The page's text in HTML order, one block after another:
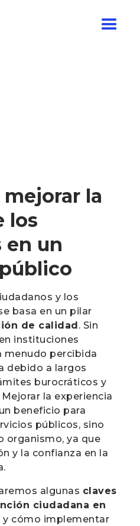
mejorar la
los
en un
y los
basa en un pilar
de calidad. Sin
instituciones
menudo percibida
debido a largos
burocráticos y
la experiencia
beneficio para
públicos, sino
organismo, ya que
y la confianza en la
algunas claves
ciudadana en
y cómo implementar